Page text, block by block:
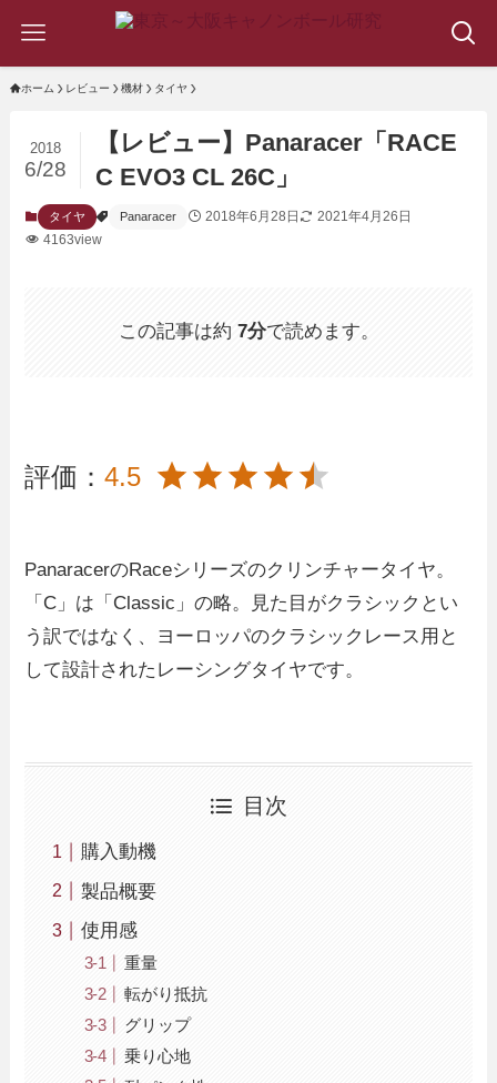
ホーム レビュー 機材 タイヤ
【レビュー】Panaracer「RACE
C EVO3 CL 26C」
2018
6/28
タイヤ Panaracer 2018年6月28日
2021年4月26日
4163view
この記事は約 7分で読めます。
評価：4.5
PanaracerのRaceシリーズのクリンチャータイヤ。
「C」は「Classic」の略。見た目がクラシックとい
う訳ではなく、ヨーロッパのクラシックレース用と
して設計されたレーシングタイヤです。
目次
購入動機
製品概要
使用感
重量
転がり抵抗
グリップ
乗り心地